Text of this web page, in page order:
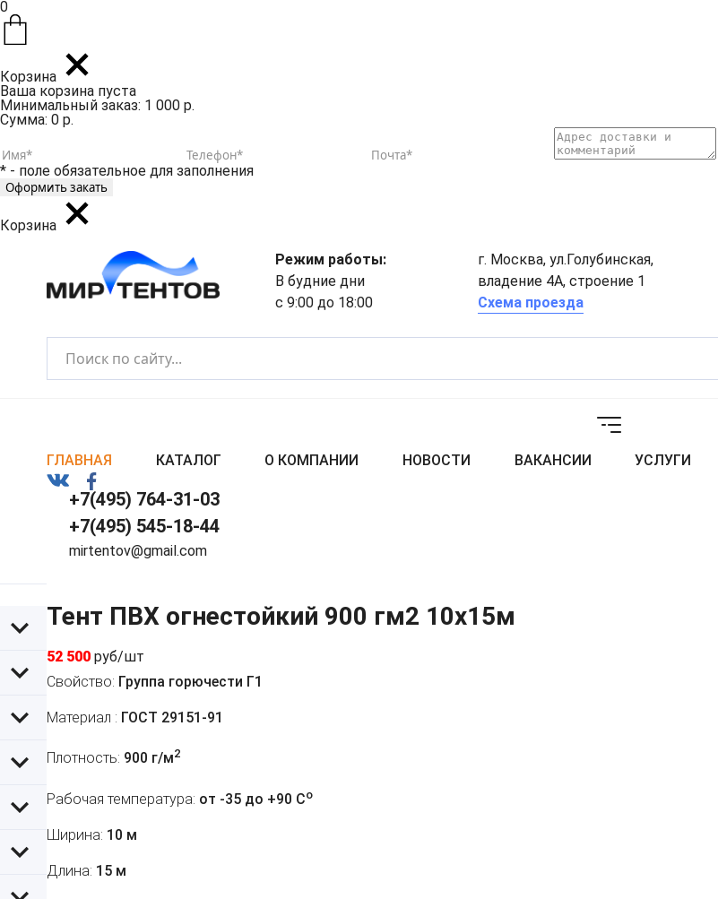
0
Корзина
Ваша корзина пуста
Минимальный заказ: 1 000 р.
Сумма: 0 р.
* - поле обязательное для заполнения
Корзина
Режим работы:
В будние дни
с 9:00 до 18:00
г. Москва, ул.Голубинская,
владение 4А, строение 1
Схема проезда
ГЛАВНАЯ КАТАЛОГ О КОМПАНИИ НОВОСТИ ВАКАНСИИ УСЛУГИ
+7(495) 764-31-03
+7(495) 545-18-44
mirtentov@gmail.com
Тент ПВХ огнестойкий 900 гм2 10х15м
52 500 руб/шт
Свойство: Группа горючести Г1
Материал : ГОСТ 29151-91
Плотность: 900 г/м2
Рабочая температура: от -35 до +90 Co
Ширина: 10 м
Длина: 15 м